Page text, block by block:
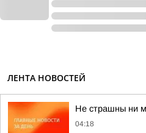
ЛЕНТА НОВОСТЕЙ
Не страшны ни
04:18